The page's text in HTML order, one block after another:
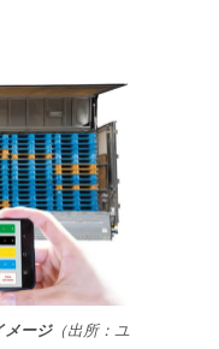
ージ（出所：ユ